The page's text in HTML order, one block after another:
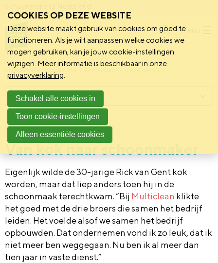
Menu
Schoonmakend Nederland
Vereniging 7 februari 2025
Van kok naar schoonmaker
Eigenlijk wilde de 30-jarige Rick van Gent kok
worden, maar dat liep anders toen hij in de
schoonmaak terechtkwam. “Bij Multiclean klikte
het goed met de drie broers die samen het bedrijf
leiden. Het voelde alsof we samen het bedrijf
opbouwden. Dat ondernemen vond ik zo leuk, dat ik
niet meer ben weggegaan. Nu ben ik al meer dan
tien jaar in vaste dienst.”
Menu
COOKIES OP DEZE WEBSITE
Deze website maakt gebruik van cookies om goed te
functioneren. Als je wilt aanpassen welke cookies we
mogen gebruiken, kan je jouw cookie-instellingen
wijzigen. Meer informatie is beschikbaar in onze
privacyverklaring.
Schakel alle cookies in
Toon cookie-instellingen
Alleen essentiële cookies